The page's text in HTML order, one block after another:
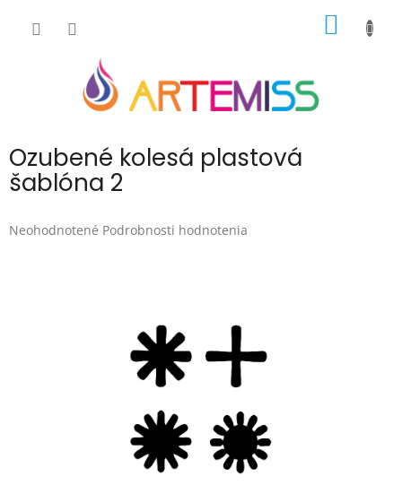
Ozubené kolesá plastová
šablóna 2
Priemerné
Neohodnotené Podrobnosti hodnotenia